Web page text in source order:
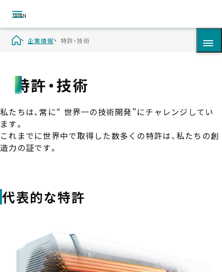
会社概要
役員一覧
グローバルネットワーク
企業情報 特許・技術
特許・技術
私たちは、常に“ 世界一の技術開発”にチャレンジしてい
ます。
これまでに世界中で取得した数多くの特許は、私たちの創
造力の証です。
代表的な特許